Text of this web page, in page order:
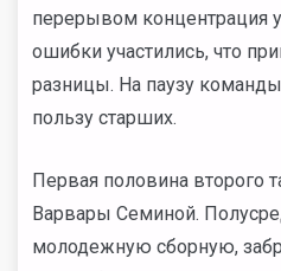
перерывом концентрация
ошибки участились, что
разницы. На паузу
пользу старших.
Первая половина второго
Варвары Семиной.
молодежную сборную,